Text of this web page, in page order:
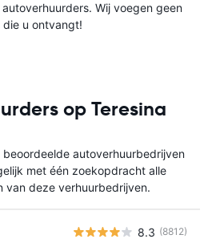
Wij voegen geen
u ontvangt!
op Teresina
autoverhuurbedrijven
met één zoekopdracht alle
van deze verhuurbedrijven.
8.3 (8812)